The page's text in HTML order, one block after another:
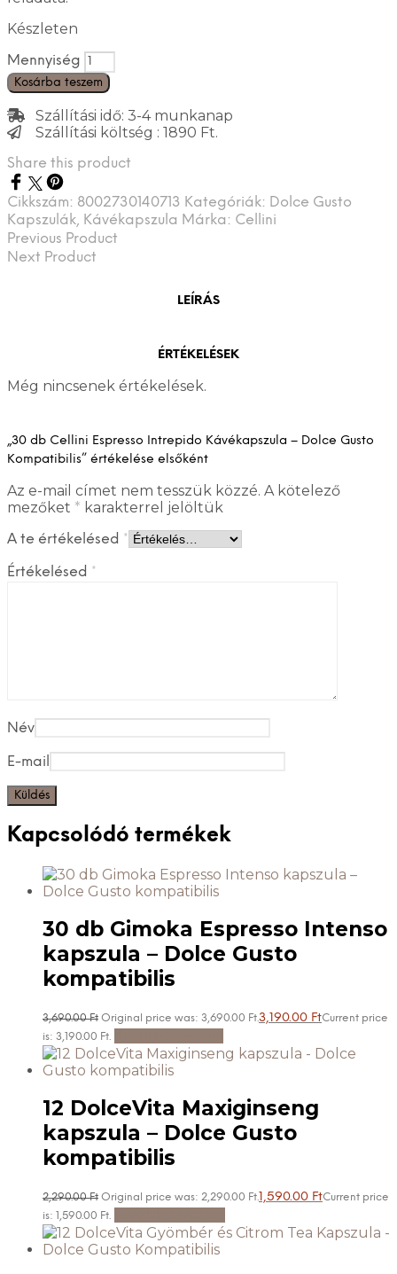
Készleten
Mennyiség
Kosárba teszem
Szállítási idő: 3-4 munkanap
Szállítási költség : 1890 Ft.
Share this product
Cikkszám: 8002730140713 Kategóriák: Dolce Gusto
Kapszulák, Kávékapszula Márka: Cellini
Previous Product
Next Product
LEÍRÁS
ÉRTÉKELÉSEK
Még nincsenek értékelések.
„30 db Cellini Espresso Intrepido Kávékapszula – Dolce Gusto
Kompatibilis” értékelése elsőként
Az e-mail címet nem tesszük közzé. A kötelező
mezőket * karakterrel jelöltük
A te értékelésed *
Értékelésed *
Név
E-mail
Kapcsolódó termékek
30 db Gimoka Espresso Intenso
kapszula – Dolce Gusto
kompatibilis
3,690.00Ft Original price was: 3,690.00 Ft.3,190.00 FtCurrent price
is: 3,190.00 Ft.
12 DolceVita Maxiginseng
kapszula – Dolce Gusto
kompatibilis
2,290.00Ft Original price was: 2,290.00 Ft.1,590.00 FtCurrent price
is: 1,590.00 Ft.